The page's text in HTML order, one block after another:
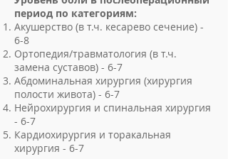
период по категориям:
Акушерство (в т.ч. кесарево сечение) -
6-8
Ортопедия/травматология (в т.ч.
замена суставов) - 6-7
Абдоминальная хирургия (хирургия
полости живота) - 6-7
Нейрохирургия и спинальная хирургия
- 6-7
Кардиохирургия и торакальная
хирургия - 6-7